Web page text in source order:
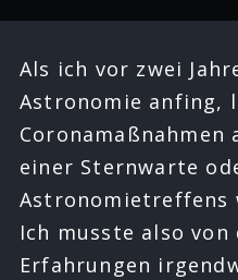
Als ich vor zwei
Astronomie anfing,
Coronamaßnahmen
einer Sternwarte
Astronomietreffens
Ich musste also von
Erfahrungen